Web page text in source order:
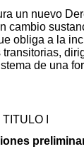
un nuevo
cambio
obliga a la
de una
TITULO I